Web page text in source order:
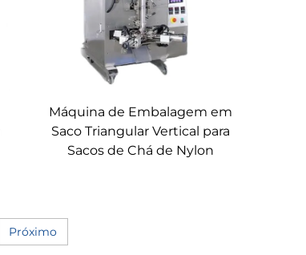
Máquina de Embalagem em
Saco Triangular Vertical para
Sacos de Chá de Nylon
Próximo